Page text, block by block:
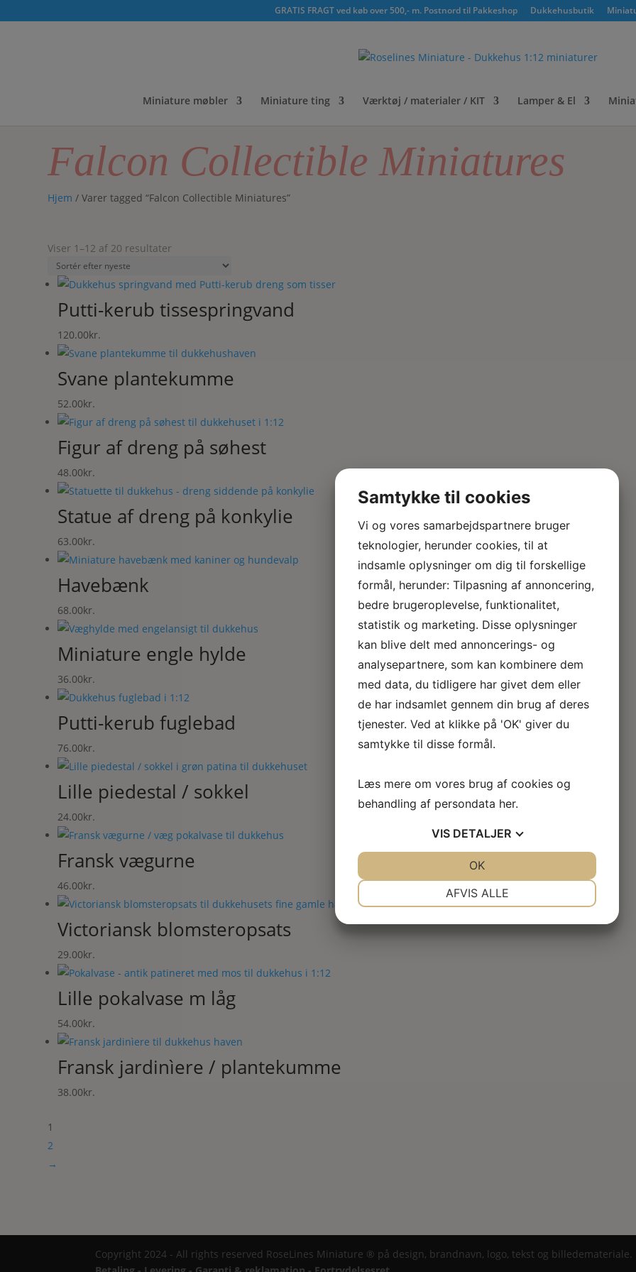
GRATIS FRAGT ved køb over 500,- m. Postnord til Pakkeshop Dukkehusbutik
Miniature møbler Miniature ting Værktøj / materialer / KIT Lamper & El
Falcon Collectible Miniatures
Hjem / Varer tagged “Falcon Collectible Miniatures”
Viser 1–12 af 20 resultater
seneste
Putti-kerub tissespringvand
120.00kr.
Svane plantekumme
52.00kr.
Figur af dreng på søhest
48.00kr.
Statue af dreng på konkylie
63.00kr.
Havebænk
68.00kr.
Miniature engle hylde
36.00kr.
Putti-kerub fuglebad
76.00kr.
Lille piedestal / sokkel
24.00kr.
Fransk vægurne
46.00kr.
Victoriansk blomsteropsats
29.00kr.
Lille pokalvase m låg
54.00kr.
Fransk jardinìere / plantekumme
38.00kr.
1
2
→
Copyright 2024 - All rights reserved RoseLines Miniature ® på design, brandnavn, logo, tekst og billedemateriale.
Samtykke til cookies
Vi og vores samarbejdspartnere bruger
teknologier, herunder cookies, til at
indsamle oplysninger om dig til forskellige
formål, herunder: Tilpasning af annoncering,
bedre brugeroplevelse, funktionalitet,
statistik og marketing. Disse oplysninger
kan blive delt med annoncerings- og
analysepartnere, som kan kombinere dem
med data, du tidligere har givet dem eller
de har indsamlet gennem din brug af deres
tjenester. Ved at klikke på 'OK' giver du
samtykke til disse formål.
Læs mere om vores brug af cookies og
behandling af persondata her.
VIS DETALJER
AFVIS ALLE
OK